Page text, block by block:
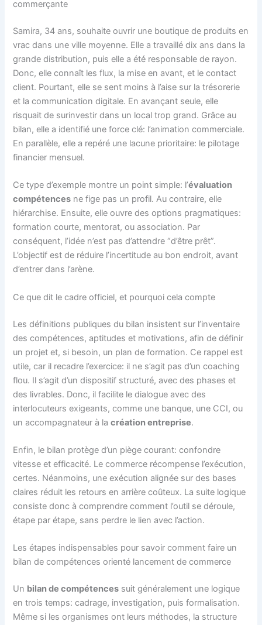
commerçante
Samira, 34 ans, souhaite ouvrir une boutique de produits en
vrac dans une ville moyenne. Elle a travaillé dix ans dans la
grande distribution, puis elle a été responsable de rayon.
Donc, elle connaît les flux, la mise en avant, et le contact
client. Pourtant, elle se sent moins à l’aise sur la trésorerie
et la communication digitale. En avançant seule, elle
risquait de surinvestir dans un local trop grand. Grâce au
bilan, elle a identifié une force clé: l’animation commerciale.
En parallèle, elle a repéré une lacune prioritaire: le pilotage
financier mensuel.
Ce type d’exemple montre un point simple: l’évaluation
compétences ne fige pas un profil. Au contraire, elle
hiérarchise. Ensuite, elle ouvre des options pragmatiques:
formation courte, mentorat, ou association. Par
conséquent, l’idée n’est pas d’attendre “d’être prêt”.
L’objectif est de réduire l’incertitude au bon endroit, avant
d’entrer dans l’arène.
Ce que dit le cadre officiel, et pourquoi cela compte
Les définitions publiques du bilan insistent sur l’inventaire
des compétences, aptitudes et motivations, afin de définir
un projet et, si besoin, un plan de formation. Ce rappel est
utile, car il recadre l’exercice: il ne s’agit pas d’un coaching
flou. Il s’agit d’un dispositif structuré, avec des phases et
des livrables. Donc, il facilite le dialogue avec des
interlocuteurs exigeants, comme une banque, une CCI, ou
un accompagnateur à lacréation entreprise.
Enfin, le bilan protège d’un piège courant: confondre
vitesse et efficacité. Le commerce récompense l’exécution,
certes. Néanmoins, une exécution alignée sur des bases
claires réduit les retours en arrière coûteux. La suite logique
consiste donc à comprendre comment l’outil se déroule,
étape par étape, sans perdre le lien avec l’action.
Les étapes indispensables pour savoir comment faire un
bilan de compétences orienté lancement de commerce
Un bilan de compétences suit généralement une logique
en trois temps: cadrage, investigation, puis formalisation.
Même si les organismes ont leurs méthodes, la structure